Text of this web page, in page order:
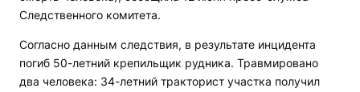
Следственного комитета.
Согласно данным следствия, в результате инцидента
погиб 50-летний крепильщик рудника. Травмировано
два человека: 34-летний тракторист участка получил